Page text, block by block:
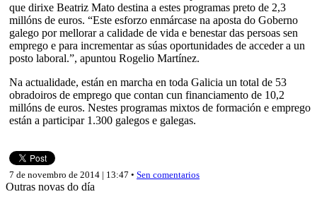
que dirixe Beatriz Mato destina a estes programas preto de 2,3
millóns de euros. “Este esforzo enmárcase na aposta do Goberno
galego por mellorar a calidade de vida e benestar das persoas sen
emprego e para incrementar as súas oportunidades de acceder a un
posto laboral.”, apuntou Rogelio Martínez.
Na actualidade, están en marcha en toda Galicia un total de 53
obradoiros de emprego que contan cun financiamento de 10,2
millóns de euros. Nestes programas mixtos de formación e emprego
están a participar 1.300 galegos e galegas.
7 de novembro de 2014 | 13:47 • Sen comentarios
Outras novas do día